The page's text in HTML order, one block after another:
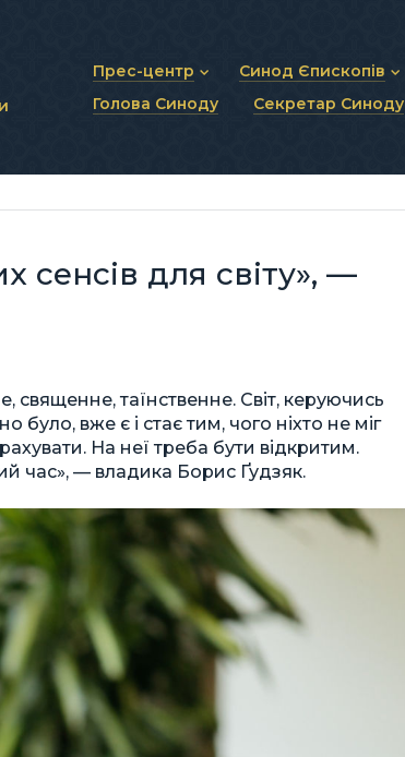
Прес-центр
Новини та анонси
Синод Єпископів
Статут Синоду
Синодальні органи
Голова Синоду Секретар Синоду
сенсів для світу», —
священне, таїнственне. Світ, керуючись
вже є і стає тим, чого ніхто не міг
На неї треба бути відкритим.
час», — владика Борис Ґудзяк.